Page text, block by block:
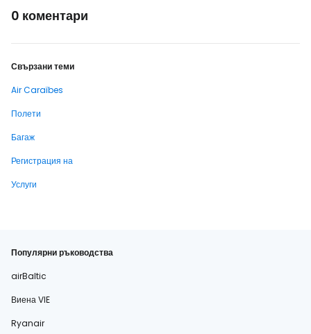
0 коментари
Свързани теми
Air Caraïbes
Полети
Багаж
Регистрация на
Услуги
Популярни ръководства
airBaltic
Виена VIE
Ryanair